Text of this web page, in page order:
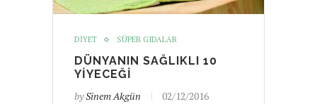
DIYET SÜPER GIDALAR
DÜNYANIN SAĞLIKLI 10
YIYECEĞI
bySinem Akgün 02/12/2016